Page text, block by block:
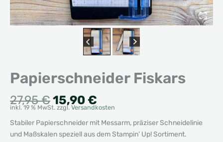
Papierschneider Fiskars
27,95€Ursprünglicher
Preis
war:
27,95 €
15,90 €
Preis
ist:
15,90 €.
inkl. 19 % MwSt. zzgl. Versandkosten
Stabiler Papierschneider mit Messarm, präziser Schneidelinie
und Maßskalen speziell aus dem Stampin’ Up! Sortiment.